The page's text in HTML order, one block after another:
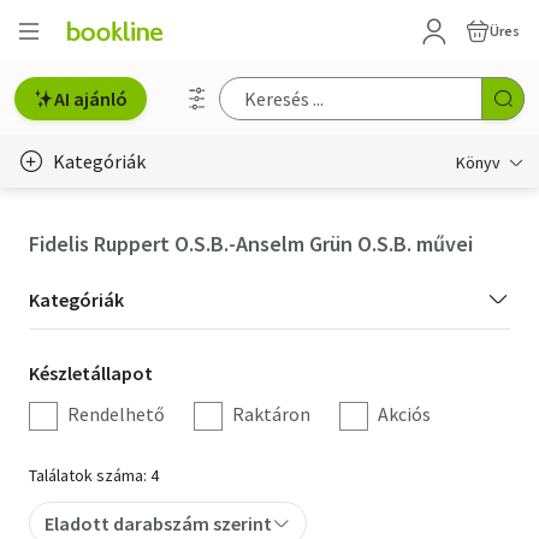
Üres
AI ajánló
Kategóriák Könyv
Hobbi, szabadidő
Irodalom
Művészet
Szakkönyv
Fidelis Ruppert O.S.B.-Anselm Grün O.S.B. művei
Kategória
szűrés
Kategóriák
Készletállapot
szűrés
Készletállapot
Rendelhető
Raktáron Akciós
Találatok száma: 4
Eladott darabszám szerint